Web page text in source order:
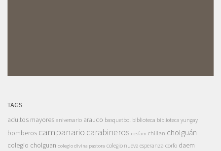
TAGS
adultos mayores aniversario arauco basquetbol biblioteca biblioteca yungay
bomberos campanario carabineros cesfam chillan cholguán
colegio cholguan colegio divina pastora colegio nueva esperanza corfo daem